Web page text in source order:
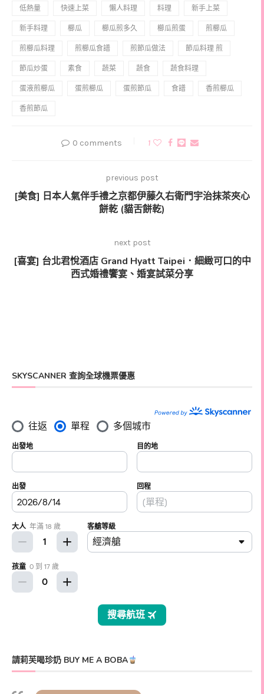
低熱量 快速上菜 懶人料理 料理 新手上菜
新手料理 櫛瓜 櫛瓜煎多久 櫛瓜煎蛋 煎櫛瓜
煎櫛瓜料理 煎櫛瓜食譜 煎節瓜做法 節瓜料理 煎
節瓜炒蛋 素食 蔬菜 蔬食 蔬食料理
蛋液煎櫛瓜 蛋煎櫛瓜 蛋煎節瓜 食譜 香煎櫛瓜
香煎節瓜
0 comments 1
previous post
[美食] 日本人氣伴手禮之京都伊藤久右衛門宇治抹茶夾心
餅乾 (貓舌餅乾)
next post
[喜宴] 台北君悅酒店 Grand Hyatt Taipei．細緻可口的中
西式婚禮饗宴、婚宴試菜分享
SKYSCANNER 查詢全球機票優惠
請莉芙喝珍奶 BUY ME A BOBA